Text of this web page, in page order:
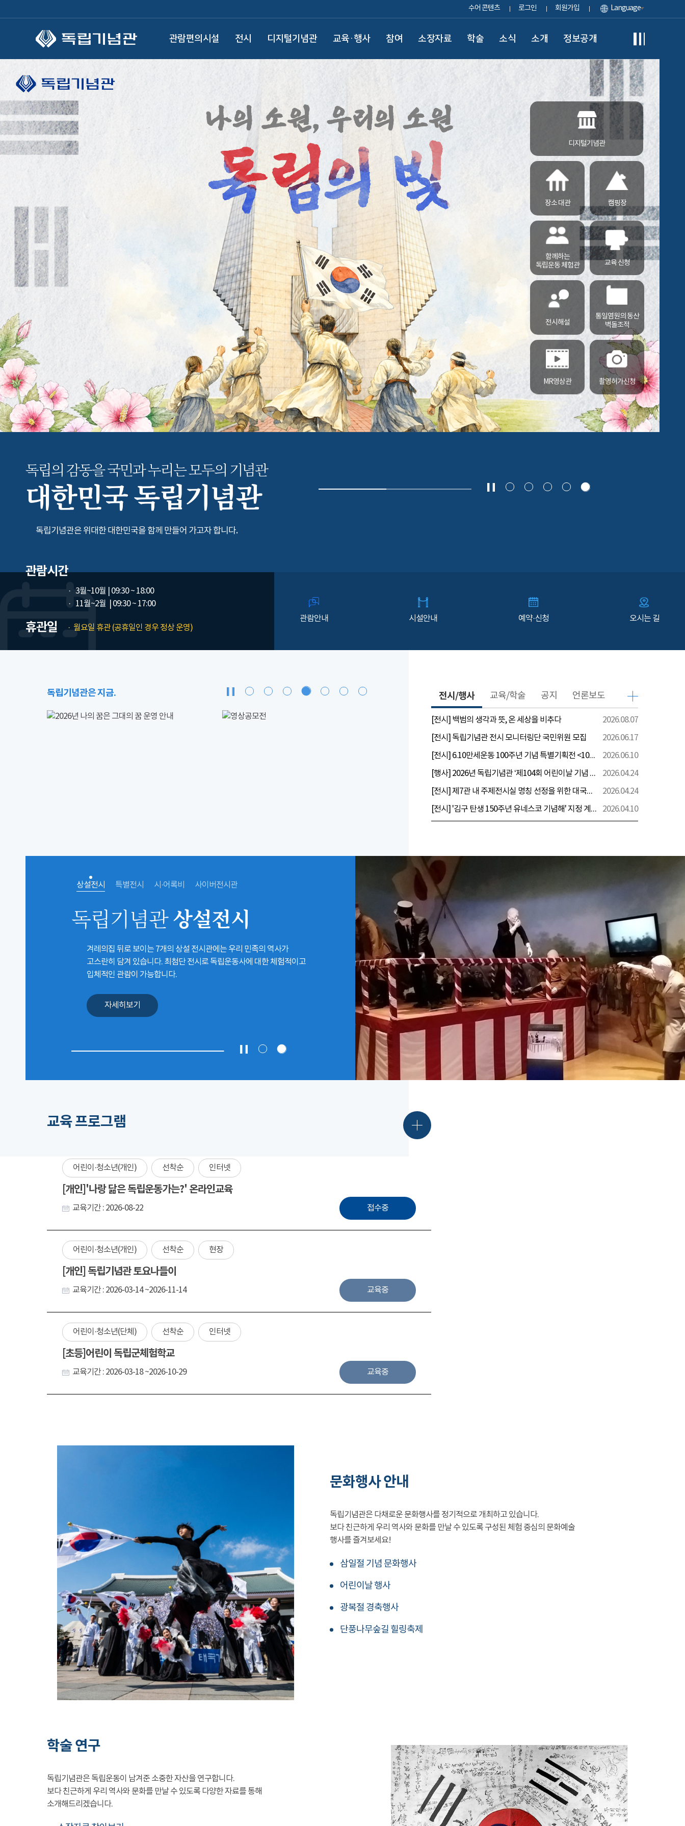
수어 콘텐츠 로그인 회원가입 Language
관람편의시설 전시 디지털기념관 교육·행사 참여 소장자료 학술 소식 소개 정보공개
디지털기념관
장소 대관 캠핑장
함께하는
독립운동 체험관
교육 신청
전시해설
통일염원의 동산
벽돌조적
MR영상관 촬영허가신청
독립의 감동을 국민과 누리는모두의 기념관
대한민국 독립기념관
독립기념관은 위대한 대한민국을 함께 만들어 가고자 합니다.
관람시간
3월~10월
| 09:30 ~ 18:00
11월~2월
| 09:30 ~ 17:00
휴관일 월요일 휴관 (공휴일인 경우 정상 운영)
관람안내 시설안내 예약·신청 오시는 길
독립기념관은 지금. 전시/행사
[전시] 백범의 생각과 뜻, 온 세상을 비추다
2026.08.07
[전시] 독립기념관 전시 모니터링단 국민위원 모집
2026.06.17
[전시] 6.10만세운동 100주년 기념 특별기획전 <100년 전 그날을 보다: 6.10만세운동>
2026.06.10
[행사] 2026년 독립기념관 ‘제104회 어린이날 기념 행사’ 안내
2026.04.24
[전시] 제7관 내 주제전시실 명칭 선정을 위한 대국민 의견 수렴 실시
2026.04.24
[전시] '김구 탄생 150주년 유네스코 기념해' 지정 계기 AI영상 국민공모 개최 안내
2026.04.10
교육/학술 공지 언론보도
상설전시 특별전시 시·어록비 사이버전시관
독립기념관상설전시
겨레의집 뒤로 보이는 7개의 상설 전시관에는 우리 민족의 역사가
고스란히 담겨 있습니다. 최첨단 전시로 독립운동사에 대한 체험적이고
입체적인 관람이 가능합니다.
자세히보기
교육 프로그램
어린이·청소년(개인) 선착순 인터넷
[개인]'나랑 닮은 독립운동가는?' 온라인교육
교육기간 : 2026-08-22 접수중
어린이·청소년(개인) 선착순 현장
[개인] 독립기념관 토요나들이
교육기간 : 2026-03-14 ~2026-11-14 교육중
어린이·청소년(단체) 선착순 인터넷
[초등]어린이 독립군체험학교
교육기간 : 2026-03-18 ~2026-10-29 교육중
문화행사 안내
독립기념관은 다채로운 문화행사를 정기적으로 개최하고 있습니다.
보다 친근하게 우리 역사와 문화를 만날 수 있도록 구성된 체험 중심의 문화예술
행사를 즐겨보세요!
삼일절 기념 문화행사
어린이날 행사
광복절 경축행사
단풍나무숲길 힐링축제
학술 연구
독립기념관은 독립운동이 남겨준 소중한 자산을 연구합니다.
보다 친근하게 우리 역사와 문화를 만날 수 있도록 다양한 자료를 통해
소개해드리겠습니다.